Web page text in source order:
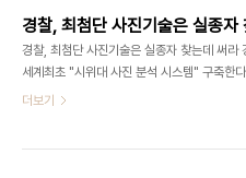
황들이 벌어졌을거야. 명박산성 뒤에서 쭈그
았던 것보다 더 나았을지도 모르겠어. 20대
나라도 기념촬영을 하고 싶었을거야. 누군가
지. "야! 시위대도 별로 없는데 우리 기념사진
나찍자!" 맞어. 시민들은 저 도로에 나가서 사
이 무서워서 빨리 들어오는 소시민이었어.
경찰, 최첨단 사진기술은 실종자 찾는데 써라
세계최초 "시위대 사진 분석 시스템" 구축한
래 기사를 먼저 살펴보자. 경찰 ‘초강경 U턴’[
더보기